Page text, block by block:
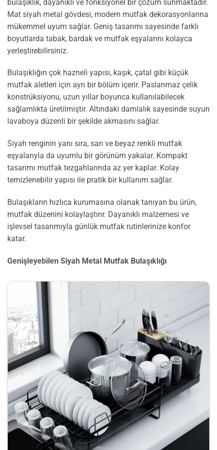
bulaşıklık, dayanıklı ve fonksiyonel bir çözüm sunmaktadır.
Mat siyah metal gövdesi, modern mutfak dekorasyonlarına
mükemmel uyum sağlar. Geniş tasarımı sayesinde farklı
boyutlarda tabak, bardak ve mutfak eşyalarını kolayca
yerleştirebilirsiniz.
Bulaşıklığın çok hazneli yapısı, kaşık, çatal gibi küçük
mutfak aletleri için ayrı bir bölüm içerir. Paslanmaz çelik
konstrüksiyonu, uzun yıllar boyunca kullanılabilecek
sağlamlıkta üretilmiştir. Altındaki damlalık sayesinde suyun
lavaboya düzenli bir şekilde akmasını sağlar.
Siyah renginin yanı sıra, sarı ve beyaz renkli mutfak
eşyalarıyla da uyumlu bir görünüm yakalar. Kompakt
tasarımı mutfak tezgahlarında az yer kaplar. Kolay
temizlenebilir yapısı ile pratik bir kullanım sağlar.
Bulaşıkların hızlıca kurumasına olanak tanıyan bu ürün,
mutfak düzenini kolaylaştırır. Dayanıklı malzemesi ve
işlevsel tasarımıyla günlük mutfak rutinlerinize konfor
katar.
Genişleyebilen Siyah Metal Mutfak Bulaşıklığı